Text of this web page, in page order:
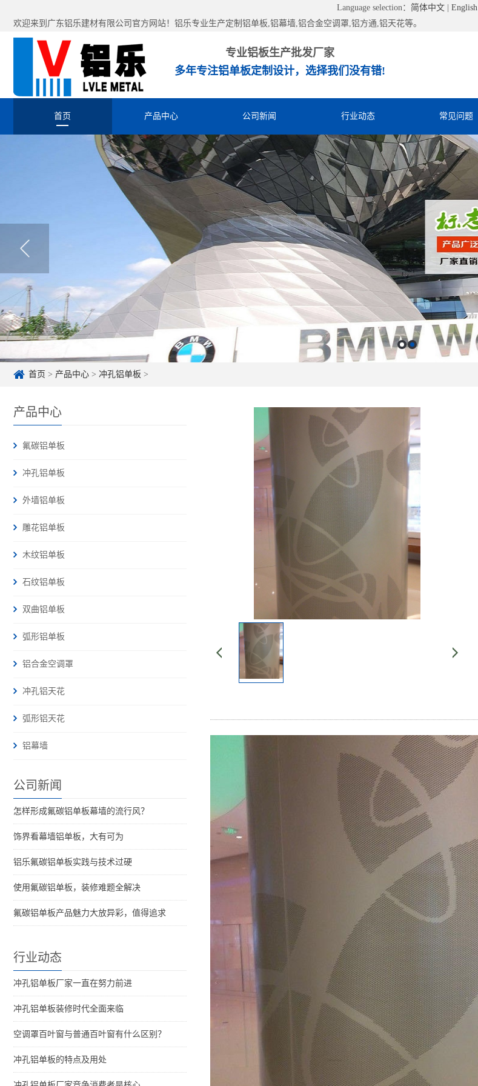
Language selection： 简体中文
English
欢迎来到广东铝乐建材有限公司官方网站！铝乐专业生产定制铝单板,铝幕墙,铝合金空调罩,铝方通,铝天花等。
专业铝板生产批发厂家
多年专注铝单板定制设计，选择我们没有错!
首页 产品中心 公司新闻 行业动态 常见问题
首页 > 产品中心 > 冲孔铝单板 >
产品中心
氟碳铝单板
冲孔铝单板
外墙铝单板
雕花铝单板
木纹铝单板
石纹铝单板
双曲铝单板
弧形铝单板
铝合金空调罩
冲孔铝天花
弧形铝天花
铝幕墙
公司新闻
怎样形成氟碳铝单板幕墙的流行风？
饰界看幕墙铝单板，大有可为
铝乐氟碳铝单板实践与技术过硬
使用氟碳铝单板，装修难题全解决
氟碳铝单板产品魅力大放异彩，值得追求
行业动态
冲孔铝单板厂家一直在努力前进
冲孔铝单板装修时代全面来临
空调罩百叶窗与普通百叶窗有什么区别？
冲孔铝单板的特点及用处